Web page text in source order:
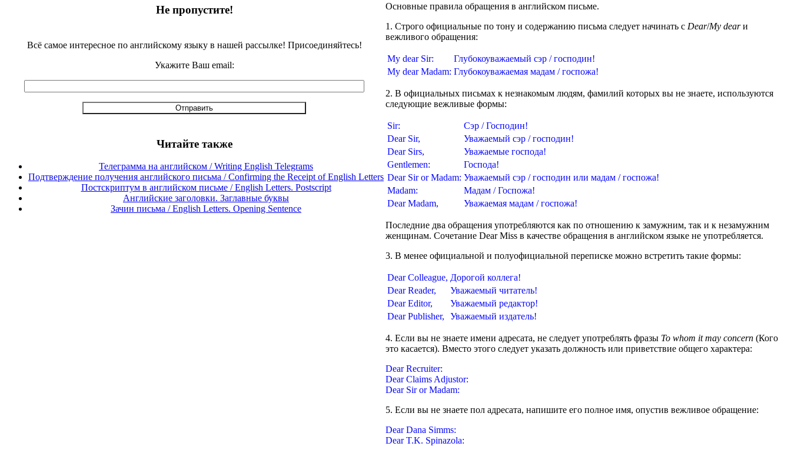
Не пропустите!
Всё самое интересное по английскому языку в нашей рассылке! Присоединяйтесь!
Укажите Ваш email:
Читайте также
Телеграмма на английском / Writing English Telegrams
Подтверждение получения английского письма / Confirming the Receipt of English Letters
Постскриптум в английском письме / English Letters. Postscript
Английские заголовки. Заглавные буквы
Зачин письма / English Letters. Opening Sentence
Основные правила обращения в английском письме.
1. Строго официальные по тону и содержанию письма следует начинать с Dear/My dearи
вежливого обращения:
My dear Sir:
Глубокоуважаемый сэр / господин!
My dear Madam: Глубокоуважаемая мадам / госпожа!
2. В официальных письмах к незнакомым людям, фамилий которых вы не знаете, используются
следующие вежливые формы:
Sir:
Сэр / Господин!
Dear Sir,
Уважаемый сэр / господин!
Dear Sirs,
Уважаемые господа!
Gentlemen:
Господа!
Dear Sir or Madam: Уважаемый сэр / господин или мадам / госпожа!
Madam:
Мадам / Госпожа!
Dear Madam,
Уважаемая мадам / госпожа!
Последние два обращения употребляются как по отношению к замужним, так и к незамужним
женщинам. Сочетание Dear Miss в качестве обращения в английском языке не употребляется.
3. В менее официальной и полуофициальной переписке можно встретить такие формы:
Dear Colleague, Дорогой коллега!
Dear Reader,
Уважаемый читатель!
Dear Editor,
Уважаемый редактор!
Dear Publisher,
Уважаемый издатель!
4. Если вы не знаете имени адресата, не следует употреблять фразы To whom it may concern (Кого
это касается). Вместо этого следует указать должность или приветствие общего характера:
Dear Recruiter:
Dear Claims Adjustor:
Dear Sir or Madam:
5. Если вы не знаете пол адресата, напишите его полное имя, опустив вежливое обращение:
Dear Dana Simms:
Dear T.K. Spinazola: